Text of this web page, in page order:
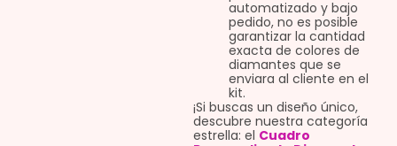
automatizado y bajo
pedido, no es posible
garantizar la cantidad
exacta de colores de
diamantes que se
enviara al cliente en el
kit.
¡Si buscas un diseño único,
descubre nuestra categoría
estrella: el Cuadro